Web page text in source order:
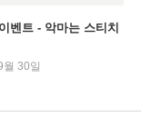
벤트 - 악마는 스티치
30일